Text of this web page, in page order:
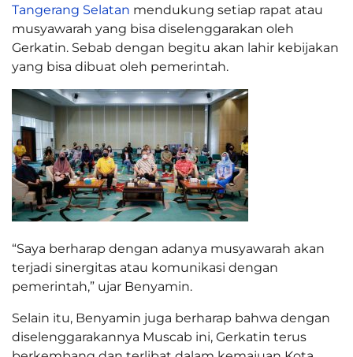
Tangerang Selatan mendukung setiap rapat atau
musyawarah yang bisa diselenggarakan oleh
Gerkatin. Sebab dengan begitu akan lahir kebijakan
yang bisa dibuat oleh pemerintah.
“Saya berharap dengan adanya musyawarah akan
terjadi sinergitas atau komunikasi dengan
pemerintah,” ujar Benyamin.
Selain itu, Benyamin juga berharap bahwa dengan
diselenggarakannya Muscab ini, Gerkatin terus